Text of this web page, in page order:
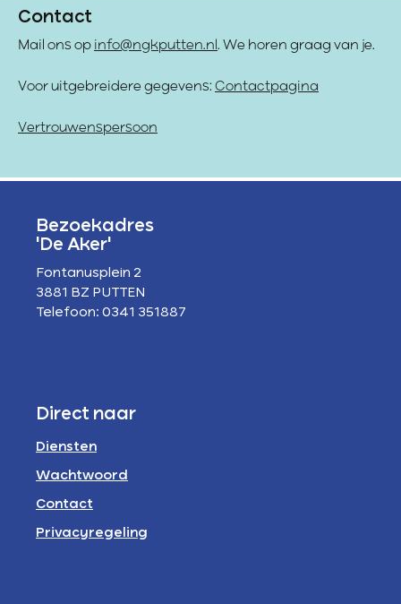
Contact
Mail ons op info@ngkputten.nl . We horen graag van je.
Voor uitgebreidere gegevens: Contactpagina
Vertrouwenspersoon
Bezoekadres
'De Aker'
Fontanusplein 2
3881 BZ PUTTEN
Telefoon: 0341 351887
Direct naar
Diensten
Wachtwoord
Contact
Privacyregeling